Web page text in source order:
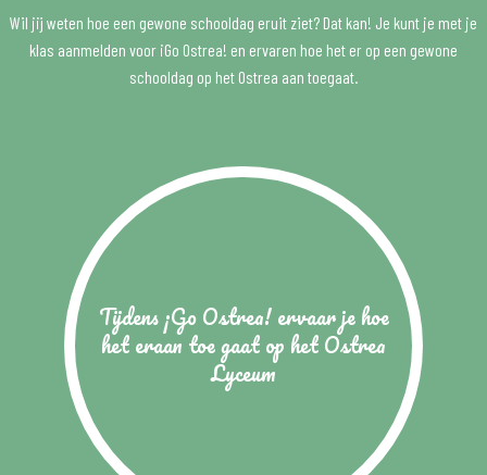
Wil jij weten hoe een gewone schooldag eruit ziet? Dat kan! Je kunt je met je
klas aanmelden voor ¡Go Ostrea! en ervaren hoe het er op een gewone
schooldag op het Ostrea aan toegaat.
Tijdens ¡Go Ostrea! ervaar je hoe
het eraan toe gaat op het Ostrea
Lyceum